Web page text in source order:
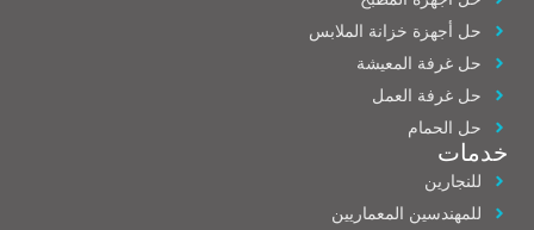
حل أجهزة خزانة الملابس
حل غرفة المعيشة
حل غرفة العمل
حل الحمام
خدمات
للنجارين
للمهندسين المعماريين